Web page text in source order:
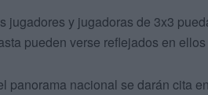
y jugadoras de 3x3
pueden verse reflejados en
nacional se darán cita